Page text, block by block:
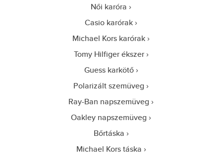
Női karóra
Casio karórak
Michael Kors karórak
Tomy Hilfiger ékszer
Guess karkötő
Polarizált szemüveg
Ray-Ban napszemüveg
Oakley napszemüveg
Bőrtáska
Michael Kors táska